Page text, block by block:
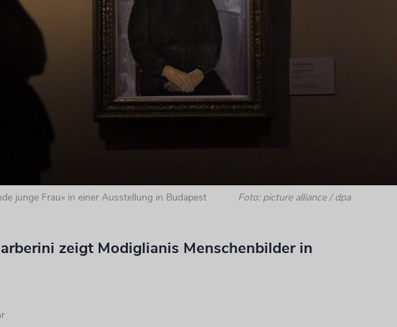
junge Frau« in einer Ausstellung in Budapest Foto: picture alliance / dpa
zeigt Modiglianis Menschenbilder in